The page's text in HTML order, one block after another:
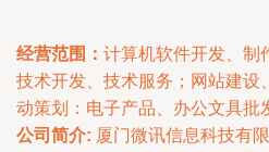
经营范围： 计算机软件开发、制
技术开发、技术服务；网站建设
动策划：电子产品、办公文具批
公司简介: 厦门微讯信息科技有